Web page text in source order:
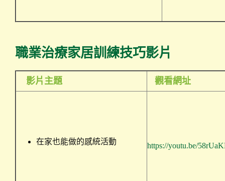
職業治療家居訓練技巧影片
影片主題 觀看網址
在家也能做的感統活動 https://youtu.be/